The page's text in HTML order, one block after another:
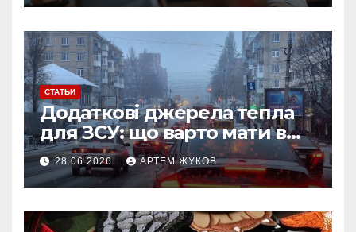
СТАТЬИ
Додаткові джерела тепла
для ЗСУ: що варто мати в
польових умовах взимку
28.06.2026 АРТЕМ ЖУКОВ